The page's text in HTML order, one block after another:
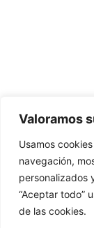
Valoramos
Usamos
navegación,
personalizados
“Aceptar todo”
de las cookies.